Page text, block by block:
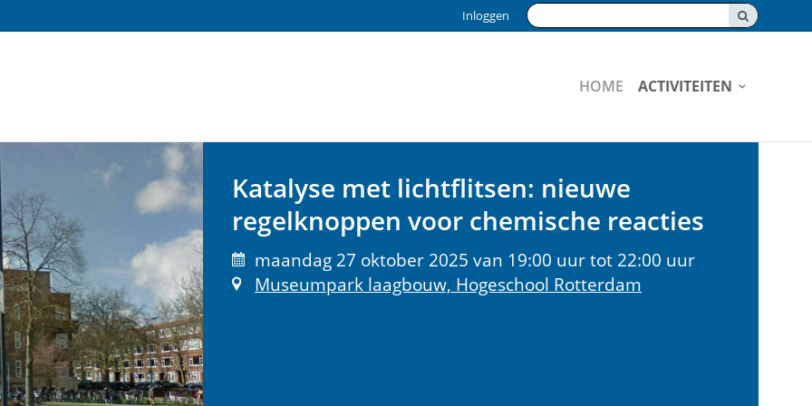
Zoeken:
Inloggen
HOME ACTIVITEITEN
Katalyse met lichtflitsen: nieuwe
regelknoppen voor chemische reacties
maandag 27 oktober 2025 van 19:00 uur tot 22:00 uur
Museumpark laagbouw, Hogeschool Rotterdam